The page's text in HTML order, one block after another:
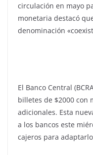
circulación en mayo
monetaria destacó
denominación
El Banco Central
billetes de $2000 con
adicionales. Esta
a los bancos este
cajeros para